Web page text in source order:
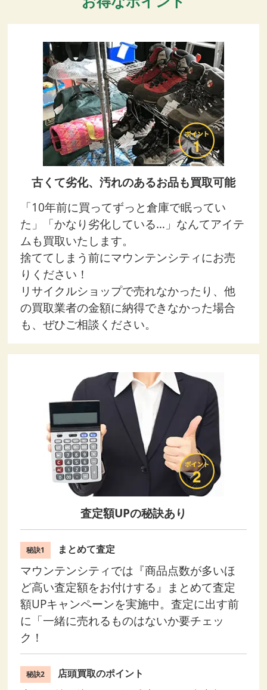
古くて劣化、汚れのあるお品も買取可能
「10年前に買ってずっと倉庫で眠ってい
た」「かなり劣化している…」なんてアイテ
ムも買取いたします。
捨ててしまう前にマウンテンシティにお売
りください！
リサイクルショップで売れなかったり、他
の買取業者の金額に納得できなかった場合
も、ぜひご相談ください。
査定額UPの秘訣あり
秘訣1 まとめて査定
マウンテンシティでは『商品点数が多いほ
ど高い査定額をお付けする』まとめて査定
額UPキャンペーンを実施中。査定に出す前
に「一緒に売れるものはないか要チェッ
ク！
秘訣2 店頭買取のポイント